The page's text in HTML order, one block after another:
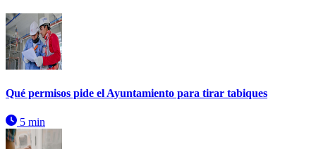
Qué permisos pide el Ayuntamiento para tirar tabiques
5 min